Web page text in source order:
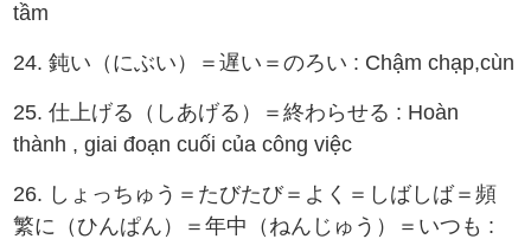
tầm
24. 鈍い（にぶい）＝遅い＝のろい : Chậm chạp,cùn
25. 仕上げる（しあげる）＝終わらせる : Hoàn
thành , giai đoạn cuối của công việc
26. しょっちゅう＝たびたび＝よく＝しばしば＝頻
繁に（ひんぱん）＝年中（ねんじゅう）＝いつも :